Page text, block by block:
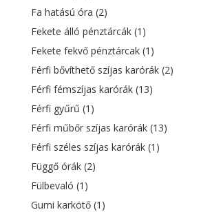
Fa hatású óra (2)
Fekete álló pénztárcák (1)
Fekete fekvő pénztárcak (1)
Férfi bővíthető szíjas karórák (2)
Férfi fémszíjas karórák (13)
Férfi gyűrű (1)
Férfi műbőr szíjas karórák (13)
Férfi széles szíjas karórák (1)
Függő órák (2)
Fülbevaló (1)
Gumi karkötő (1)